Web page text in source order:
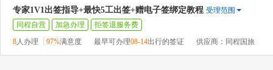
专家1V1出签指导+最快5工出签+赠电子签绑定教程 受理范围
同程自营
加急办理
拒签退服务费
8人办理 97%满意度 最早可办理08-14出行的签证 供应商：同程国旅